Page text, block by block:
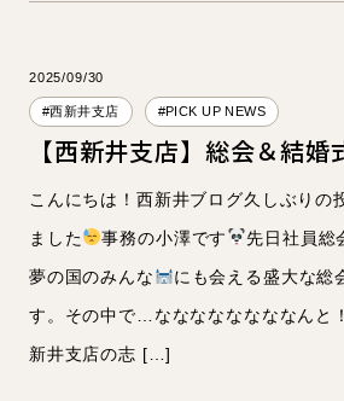
2025/09/30
#西新井支店 #PICK UP NEWS
【西新井支店】総会＆結婚
こんにちは！西新井ブログ久しぶりの
ました
事務の小澤です
先日社員総
夢の国のみんな
にも会える盛大な総
す。その中で…ななななななななんと
新井支店の志 […]